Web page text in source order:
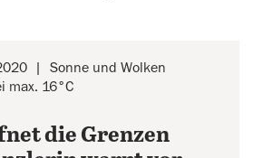
Sonne und Wolken
max. 16°C
die Grenzen